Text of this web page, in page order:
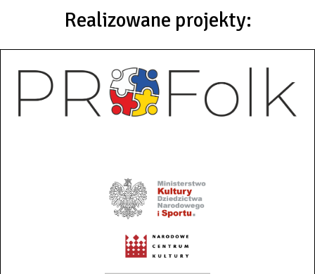
Realizowane projekty: